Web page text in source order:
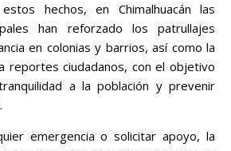
hechos, en Chimalhuacán las
han reforzado los patrullajes
en colonias y barrios, así como la
reportes ciudadanos, con el objetivo
a la población y prevenir
emergencia o solicitar apoyo, la